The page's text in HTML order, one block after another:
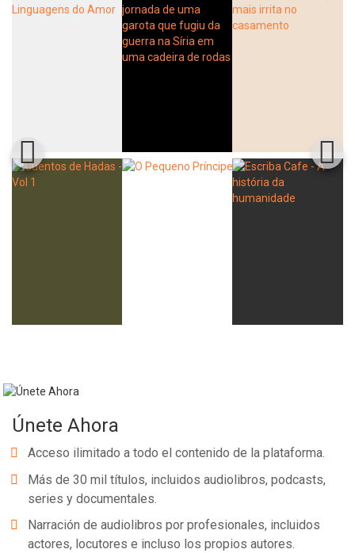
Únete Ahora
Acceso ilimitado a todo el contenido de la plataforma.
Más de 30 mil títulos, incluidos audiolibros, podcasts,
series y documentales.
Narración de audiolibros por profesionales, incluidos
actores, locutores e incluso los propios autores.